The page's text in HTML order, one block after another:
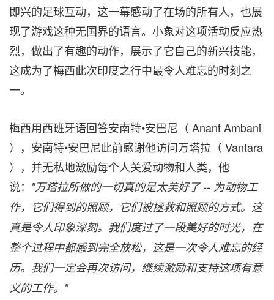
即兴的足球互动，这一幕感动了在场的所有人，也展
现了游戏这种无国界的语言。小象对这项活动反应热
烈，做出了有趣的动作，展示了它自己的新兴技能，
这成为了梅西此次印度之行中最令人难忘的时刻之
一。
梅西用西班牙语回答安南特•安巴尼（ Anant Ambani
）， 安南特•安巴尼此前感谢他访问万塔拉（ Vantara
），并无私地激励每个人关爱动物和人类，他
说： "万塔拉所做的一切真的是太美好了 -- 为动物工
作， 它们得到的照顾， 它们被拯救和照顾的方式。 这
真是令人印象深刻。 我们度过了一段美好的时光，在
整个过程中都感到完全放松， 这是一次令人难忘的经
历。 我们一定会再次访问，继续激励和支持这项有意
义的工作。 "